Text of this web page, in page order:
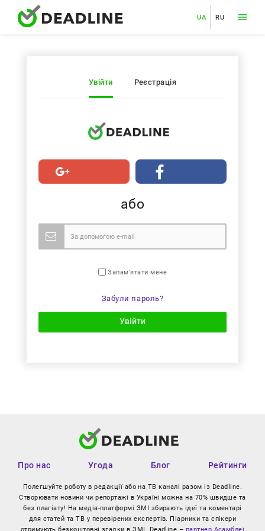
UA RU
Увійти Реєстрація
або
Запам'ятати мене
Забули пароль?
Увійти
Про нас Угода Блог Рейтинги
Полегшуйте роботу в редакції або на ТВ каналі разом із Deadline.
Створювати новини чи репортажі в Україні можна на 70% швидше та
без плагіату! На медіа-платформі ЗМІ збирають ідеї та коментарі
для статей та ТВ у перевірених експертів. Піарники та спікери